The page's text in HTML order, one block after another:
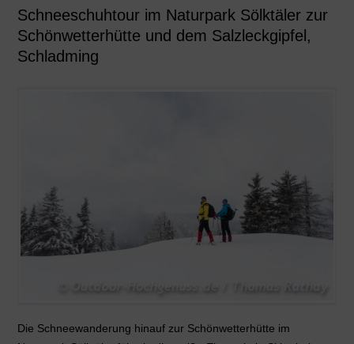
Schneeschuhtour im Naturpark Sölktäler zur
Schönwetterhütte und dem Salzleckgipfel,
Schladming
Die Schneewanderung hinauf zur Schönwetterhütte im